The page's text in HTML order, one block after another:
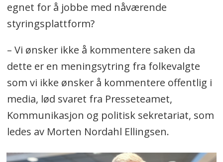
egnet for å jobbe med nåværende
styringsplattform?
– Vi ønsker ikke å kommentere saken da
dette er en meningsytring fra folkevalgte
som vi ikke ønsker å kommentere offentlig i
media, lød svaret fra Presseteamet,
Kommunikasjon og politisk sekretariat, som
ledes av Morten Nordahl Ellingsen.